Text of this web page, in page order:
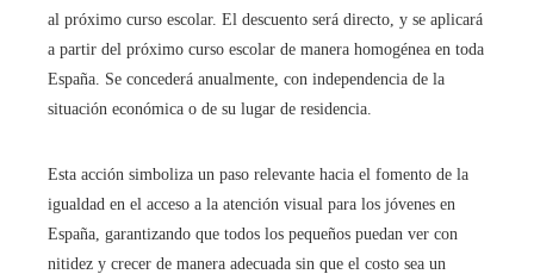
al próximo curso escolar. El descuento será directo, y se aplicará
a partir del próximo curso escolar de manera homogénea en toda
España. Se concederá anualmente, con independencia de la
situación económica o de su lugar de residencia.
Esta acción simboliza un paso relevante hacia el fomento de la
igualdad en el acceso a la atención visual para los jóvenes en
España, garantizando que todos los pequeños puedan ver con
nitidez y crecer de manera adecuada sin que el costo sea un